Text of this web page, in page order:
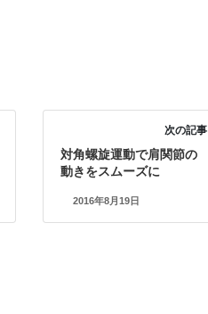
次の記事
対角螺旋運動で肩関節の
動きをスムーズに
2016年8月19日